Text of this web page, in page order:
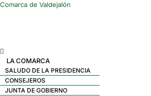
Comarca de Valdejalón
Menú
LA COMARCA
SALUDO DE LA PRESIDENCIA
CONSEJEROS
JUNTA DE GOBIERNO